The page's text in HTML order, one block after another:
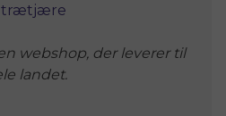
trætjære
webshop, der leverer til
landet.